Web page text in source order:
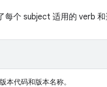
个 subject 适用的 verb 和
本代码和版本名称。